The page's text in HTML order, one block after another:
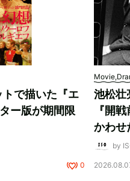
で描いた『エ
ー版が期間限
0
池松壮
『開
かわせ
by